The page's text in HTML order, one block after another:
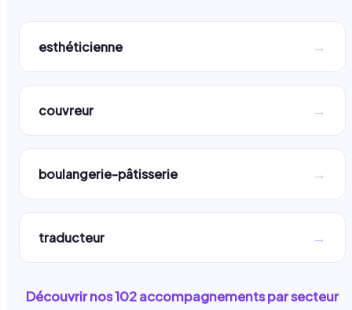
esthéticienne →
couvreur →
boulangerie-pâtisserie →
traducteur →
Découvrir nos102accompagnements par secteur